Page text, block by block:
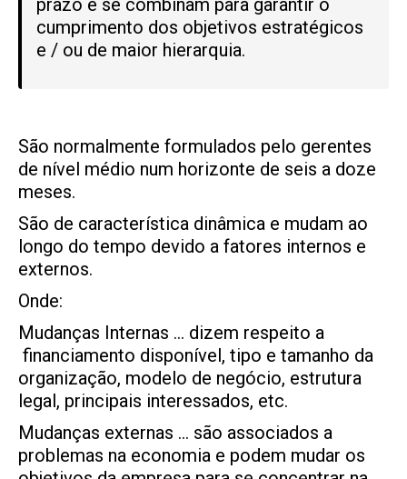
prazo e se combinam para garantir o
cumprimento dos objetivos estratégicos
e / ou de maior hierarquia.
São normalmente formulados pelo gerentes
de nível médio num horizonte de seis a doze
meses.
São de característica dinâmica e mudam ao
longo do tempo devido a fatores internos e
externos.
Onde:
Mudanças Internas … dizem respeito a
financiamento disponível, tipo e tamanho da
organização, modelo de negócio, estrutura
legal, principais interessados, etc.
Mudanças externas … são associados a
problemas na economia e podem mudar os